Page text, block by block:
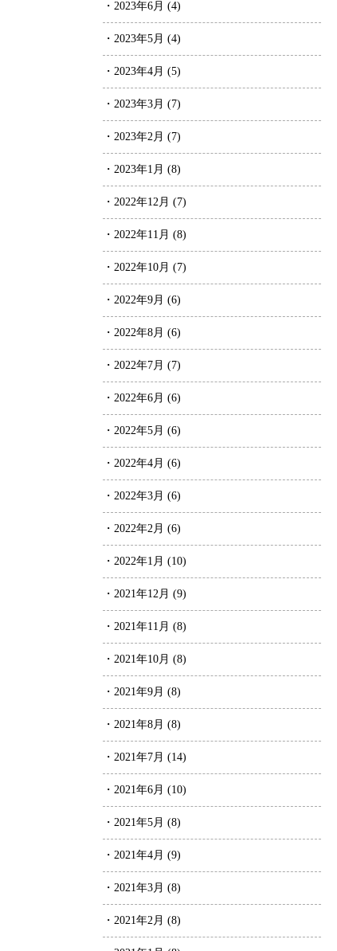
・2023年6月 (4)
・2023年5月 (4)
・2023年4月 (5)
・2023年3月 (7)
・2023年2月 (7)
・2023年1月 (8)
・2022年12月 (7)
・2022年11月 (8)
・2022年10月 (7)
・2022年9月 (6)
・2022年8月 (6)
・2022年7月 (7)
・2022年6月 (6)
・2022年5月 (6)
・2022年4月 (6)
・2022年3月 (6)
・2022年2月 (6)
・2022年1月 (10)
・2021年12月 (9)
・2021年11月 (8)
・2021年10月 (8)
・2021年9月 (8)
・2021年8月 (8)
・2021年7月 (14)
・2021年6月 (10)
・2021年5月 (8)
・2021年4月 (9)
・2021年3月 (8)
・2021年2月 (8)